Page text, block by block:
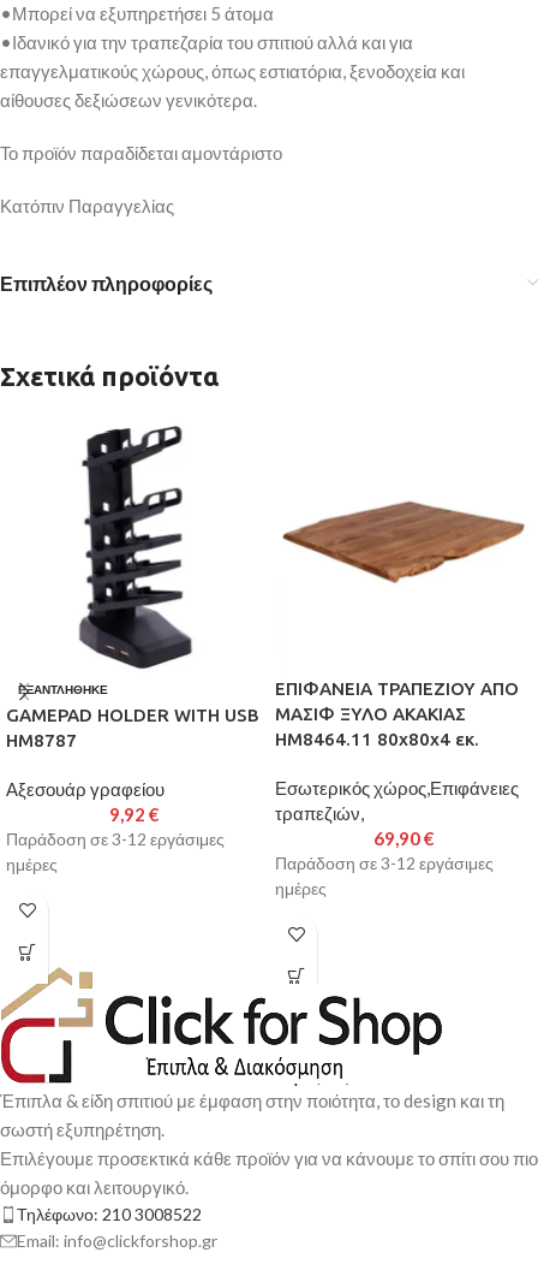
•Μπορεί να εξυπηρετήσει 5 άτομα
•Ιδανικό για την τραπεζαρία του σπιτιού αλλά και για
επαγγελματικούς χώρους, όπως εστιατόρια, ξενοδοχεία και
αίθουσες δεξιώσεων γενικότερα.
Το προϊόν παραδίδεται αμοντάριστο
Κατόπιν Παραγγελίας
Επιπλέον πληροφορίες
Σχετικά προϊόντα
ΕΞΑΝΤΛΉΘΗΚΕ
GAMEPAD HOLDER WITH USB
HM8787
Αξεσουάρ γραφείου
9,92 €
Παράδοση σε 3-12 εργάσιμες
ημέρες
ΕΠΙΦΑΝΕΙΑ ΤΡΑΠΕΖΙΟΥ ΑΠΟ
ΜΑΣΙΦ ΞΥΛΟ ΑΚΑΚΙΑΣ
HM8464.11 80x80x4 εκ.
Εσωτερικός χώρος,Επιφάνειες
τραπεζιών,
69,90€
Παράδοση σε 3-12 εργάσιμες
ημέρες
Έπιπλα & είδη σπιτιού με έμφαση στην ποιότητα, το design και τη
σωστή εξυπηρέτηση.
Επιλέγουμε προσεκτικά κάθε προϊόν για να κάνουμε το σπίτι σου πιο
όμορφο και λειτουργικό.
Τηλέφωνο: 210 3008522
Email: info@clickforshop.gr